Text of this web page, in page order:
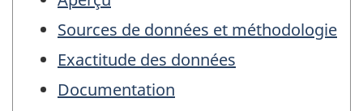
Sources de données et méthodologie
Exactitude des données
Documentation